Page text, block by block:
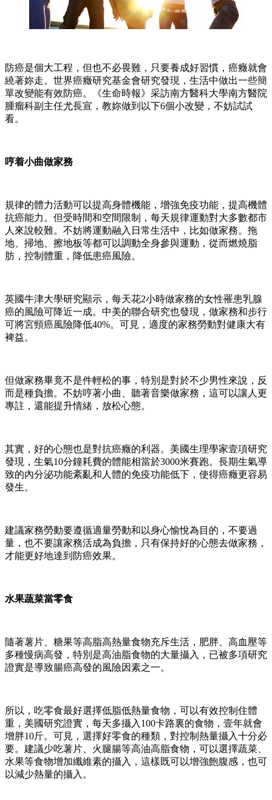
防癌是個大工程，但也不必畏難，只要養成好習慣，癌癥就會
繞著妳走。世界癌癥研究基金會研究發現，生活中做出一些簡
單改變能有效防癌。《生命時報》采訪南方醫科大學南方醫院
腫瘤科副主任尤長宣，教妳做到以下6個小改變，不妨試試
看。
哼着小曲做家務
規律的體力活動可以提高身體機能，增強免疫功能，提高機體
抗癌能力。但受時間和空間限制，每天規律運動對大多數都市
人來說較難。不妨將運動融入日常生活中，比如做家務。拖
地、掃地、擦地板等都可以調動全身參與運動，從而燃燒脂
肪，控制體重，降低患癌風險。
英國牛津大學研究顯示，每天花2小時做家務的女性罹患乳腺
癌的風險可降近一成。中美的聯合研究也發現，做家務和步行
可將宮頸癌風險降低40%。可見，適度的家務勞動對健康大有
裨益。
但做家務畢竟不是件輕松的事，特別是對於不少男性來說，反
而是種負擔。不妨哼著小曲、聽著音樂做家務，這可以讓人更
專註，還能提升情緒，放松心態。
其實，好的心態也是對抗癌癥的利器。美國生理學家壹項研究
發現，生氣10分鐘耗費的體能相當於3000米賽跑。長期生氣導
致的內分泌功能紊亂和人體的免疫功能低下，使得癌癥更容易
發生。
建議家務勞動要遵循適量勞動和以身心愉悅為目的，不要過
量，也不要讓家務活成為負擔，只有保持好的心態去做家務，
才能更好地達到防癌效果。
水果蔬菜當零食
隨著薯片、糖果等高脂高熱量食物充斥生活，肥胖、高血壓等
多種慢病高發，特別是高油脂食物的大量攝入，已被多項研究
證實是導致腸癌高發的風險因素之一。
所以，吃零食最好選擇低脂低熱量食物，可以有效控制住體
重，美國研究證實，每天多攝入100卡路裏的食物，壹年就會
增胖10斤。可見，選擇好零食的種類，對控制熱量攝入十分必
要。建議少吃薯片、火腿腸等高油高脂食物，可以選擇蔬菜、
水果等食物增加纖維素的攝入，這樣既可以增強飽腹感，也可
以減少熱量的攝入。